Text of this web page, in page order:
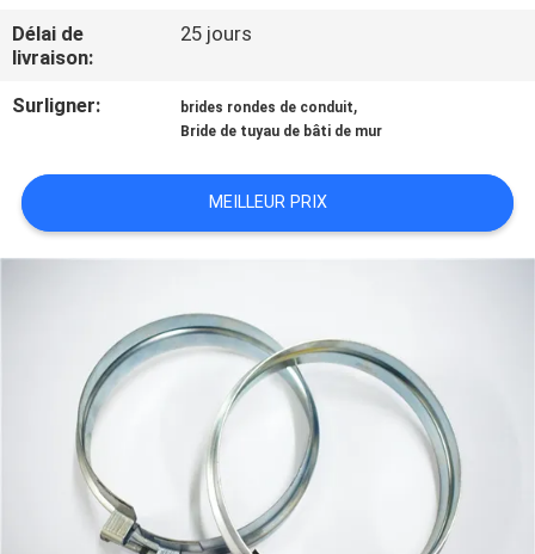
CONTRÔLE
DE
QUALITÉ
NOUS
CONTACTER
NOUVELLES
AFFAIRES
Délai de
livraison:
25 jours
Surligner: brides rondes de conduit,
Bride de tuyau de bâti de mur
MEILLEUR PRIX